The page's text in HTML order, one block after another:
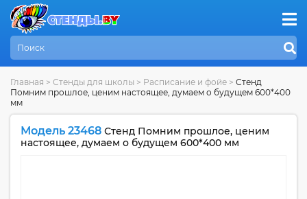
Главная > Стенды для школы > Расписание и фойе > Стенд
Помним прошлое, ценим настоящее, думаем о будущем 600*400
мм
Модель 23468 Стенд Помним прошлое, ценим
настоящее, думаем о будущем 600*400 мм